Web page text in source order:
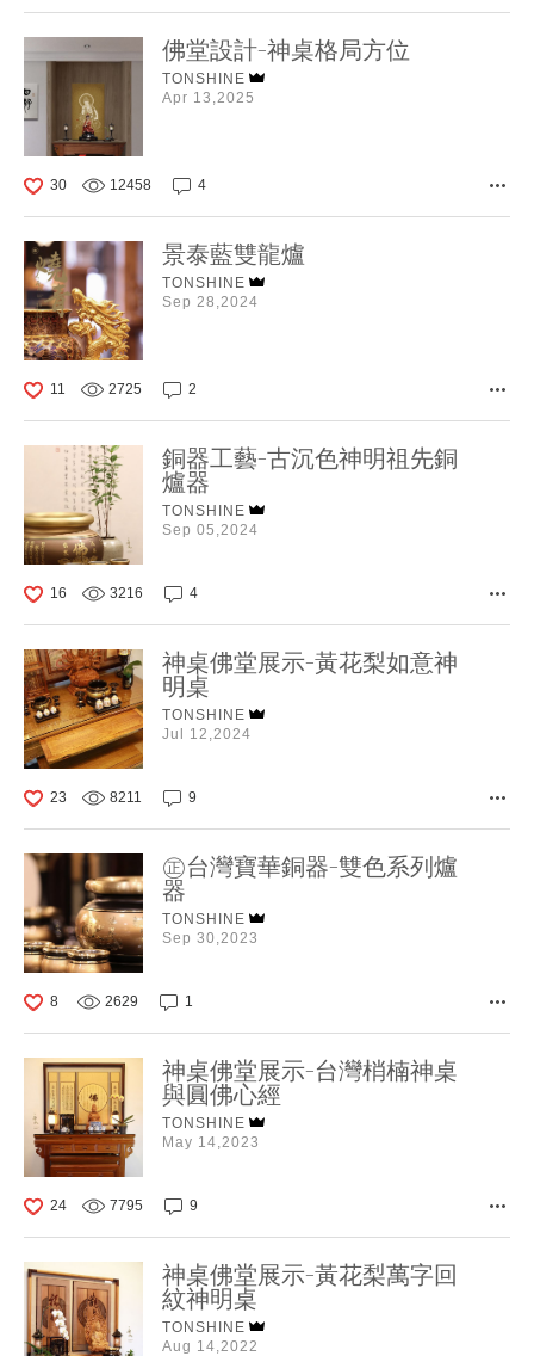
佛堂設計-神桌格局方位
TONSHINE
Apr 13,2025
30 12458 4
景泰藍雙龍爐
TONSHINE
Sep 28,2024
11 2725 2
銅器工藝-古沉色神明祖先銅
爐器
TONSHINE
Sep 05,2024
16 3216 4
神桌佛堂展示-黃花梨如意神
明桌
TONSHINE
Jul 12,2024
23 8211 9
㊣台灣寶華銅器-雙色系列爐
器
TONSHINE
Sep 30,2023
8 2629 1
神桌佛堂展示-台灣梢楠神桌
與圓佛心經
TONSHINE
May 14,2023
24 7795 9
神桌佛堂展示-黃花梨萬字回
紋神明桌
TONSHINE
Aug 14,2022